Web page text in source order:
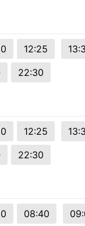
12:25
22:30
12:25
22:30
08:40